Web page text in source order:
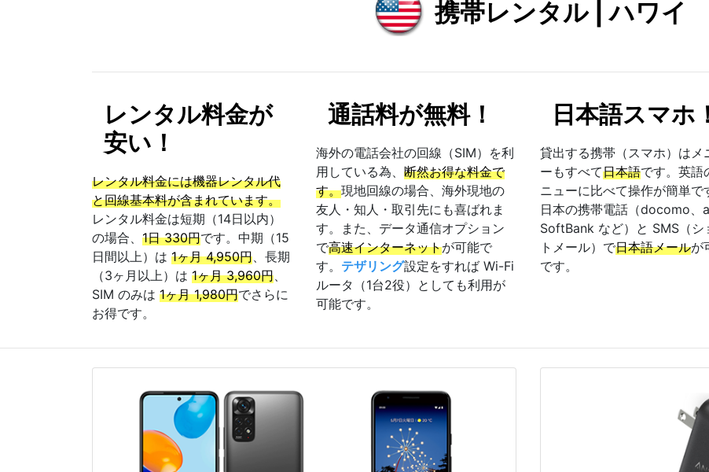
携帯レンタル | ハワイ
レンタル料金が
安い！
レンタル料金には機器レンタル代
と回線基本料が含まれています。
レンタル料金は短期（14日以内）
の場合、 1日 330円です。中期（15
日間以上）は 1ヶ月 4,950円、長期
（3ヶ月以上）は 1ヶ月 3,960円、
SIM のみは 1ヶ月 1,980円でさらに
お得です。
通話料が無料！
海外の電話会社の回線（SIM）を利
用している為、 断然お得な料金で
す。現地回線の場合、海外現地の
友人・知人・取引先にも喜ばれま
す。また、データ通信オプション
で高速インターネットが可能で
す。 テザリング設定をすれば Wi-Fi
ルータ（1台2役）としても利用が
可能です。
日本語スマホ！
貸出する携帯（スマホ）はメ
ーもすべて日本語です。英語
ニューに比べて操作が簡単で
日本の携帯電話（docomo、
SoftBank など）と SMS（シ
トメール）で日本語メールが
です。